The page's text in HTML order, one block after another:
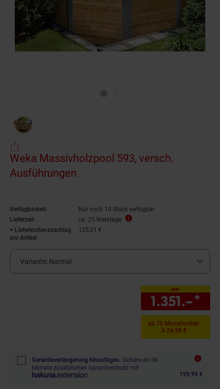
Weka Massivholzpool 593, versch.
Ausführungen
Verfügbarkeit:
Nur noch 10 Stück verfügbar
Lieferzeit:
ca. 25 Werktage
+ Lieferkostenzuschlag
pro Artikel
125,21 €
Variante: Normal
nur
1.351.–*
ab 72 Monatsraten
à 24.98 €
Garantieverlängerung hinzufügen. Sichere dir 36
Monate zusätzlichen Garantieschutz mit
199,99 €